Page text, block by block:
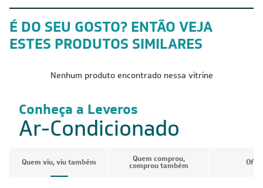
É DO SEU GOSTO? ENTÃO VEJA
ESTES PRODUTOS SIMILARES
Nenhum produto encontrado nessa vitrine
Conheça a Leveros
Ar-Condicionado
Quem viu, viu também Quem comprou,
comprou também